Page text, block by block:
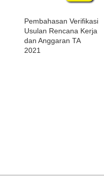
Pembahasan Verifikasi
Usulan Rencana Kerja
dan Anggaran TA
2021